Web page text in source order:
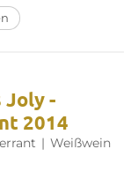
Joly -
2014
| Weißwein